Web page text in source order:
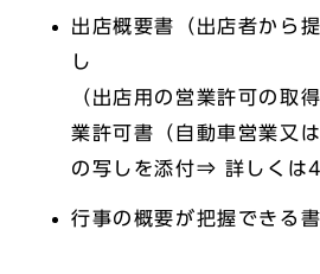
出店概要書（出店者から
し
（出店用の営業許可の取
業許可書（自動車営業又
の写しを添付⇒ 詳しくは4
行事の概要が把握できる